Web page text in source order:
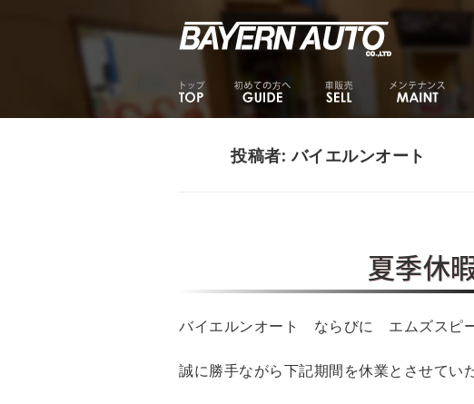
投稿者:バイエルンオート
夏季休
バイエルンオート ならびに エムズスピ
誠に勝手ながら下記期間を休業とさせてい